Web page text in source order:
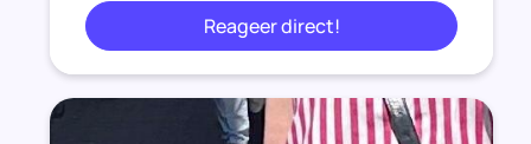
Reageer direct!